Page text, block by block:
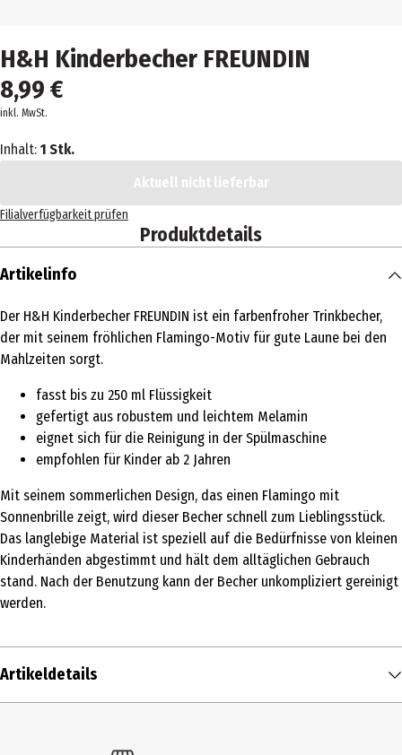
H&H Kinderbecher FREUNDIN
8,99 €
inkl. MwSt.
Inhalt: 1 Stk.
Aktuell nicht lieferbar
Filialverfügbarkeit prüfen
Produktdetails
Artikelinfo
Der H&H Kinderbecher FREUNDIN ist ein farbenfroher Trinkbecher,
der mit seinem fröhlichen Flamingo-Motiv für gute Laune bei den
Mahlzeiten sorgt.
fasst bis zu 250 ml Flüssigkeit
gefertigt aus robustem und leichtem Melamin
eignet sich für die Reinigung in der Spülmaschine
empfohlen für Kinder ab 2 Jahren
Mit seinem sommerlichen Design, das einen Flamingo mit
Sonnenbrille zeigt, wird dieser Becher schnell zum Lieblingsstück.
Das langlebige Material ist speziell auf die Bedürfnisse von kleinen
Kinderhänden abgestimmt und hält dem alltäglichen Gebrauch
stand. Nach der Benutzung kann der Becher unkompliziert gereinigt
werden.
Artikeldetails